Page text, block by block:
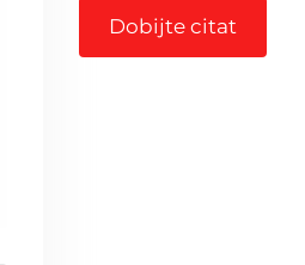
Dobijte citat